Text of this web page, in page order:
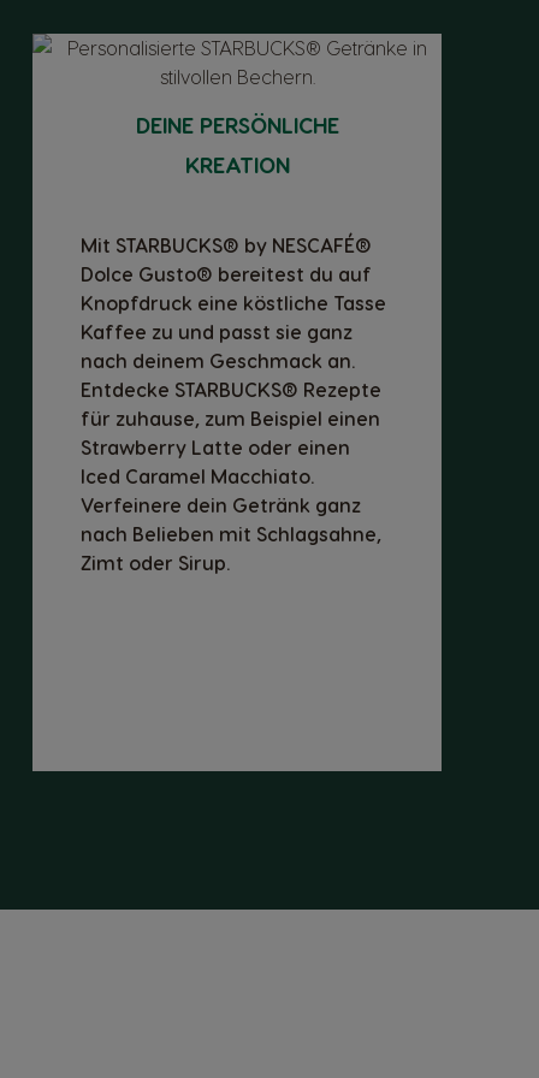
DEINE PERSÖNLICHE
KREATION
Mit STARBUCKS® by NESCAFÉ®
Dolce Gusto® bereitest du auf
Knopfdruck eine köstliche Tasse
Kaffee zu und passt sie ganz
nach deinem Geschmack an.
Entdecke STARBUCKS® Rezepte
für zuhause, zum Beispiel einen
Strawberry Latte oder einen
Iced Caramel Macchiato.
Verfeinere dein Getränk ganz
nach Belieben mit Schlagsahne,
Zimt oder Sirup.